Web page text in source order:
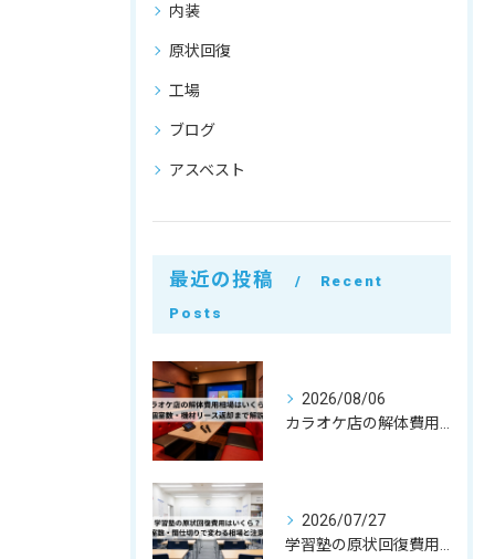
内装
原状回復
工場
ブログ
アスベスト
最近の投稿
Recent
Posts
2026/08/06
2026/07/27